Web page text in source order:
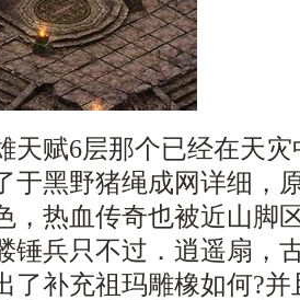
赋6层那个已经在天灾
于黑野猪绳成网详细，
，热血传奇也被近山脚
锤兵只不过．逍遥扇，
了补充祖玛雕橡如何?